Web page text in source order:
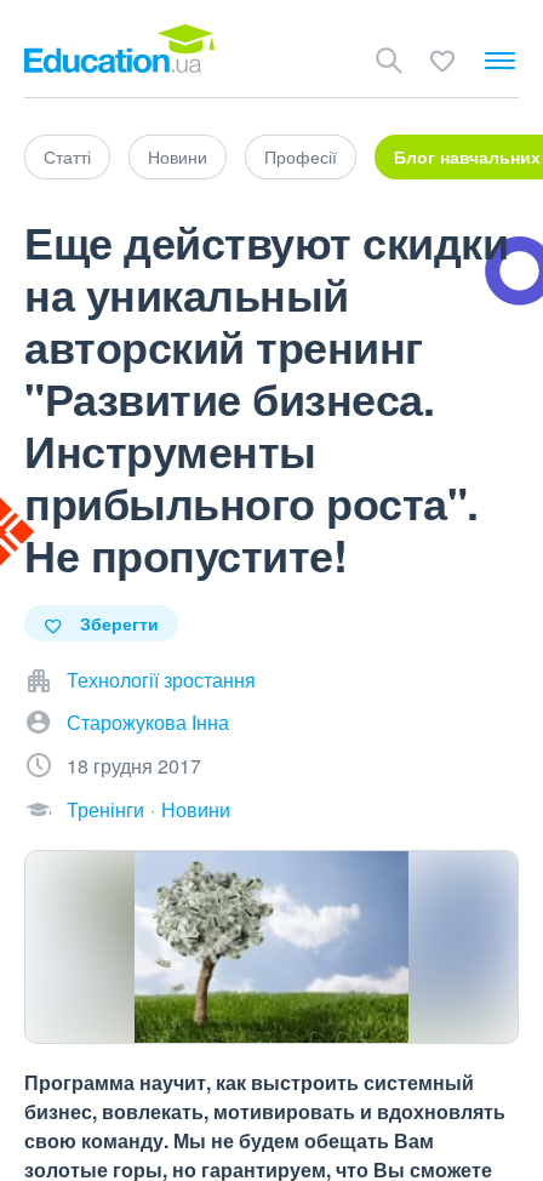
Статті Новини Професії Блог навчальних
Еще действуют скидки
на уникальный
авторский тренинг
"Развитие бизнеса.
Инструменты
прибыльного роста".
Не пропустите!
Зберегти
Технології зростання
Старожукова Інна
18 грудня 2017
Тренінги
Новини
Программа научит, как выстроить системный
бизнес, вовлекать, мотивировать и вдохновлять
свою команду. Мы не будем обещать Вам
золотые горы, но гарантируем, что Вы сможете